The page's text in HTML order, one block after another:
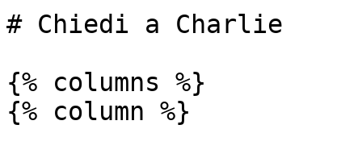
# Chiedi a Charlie
{% columns %}
{% column %}